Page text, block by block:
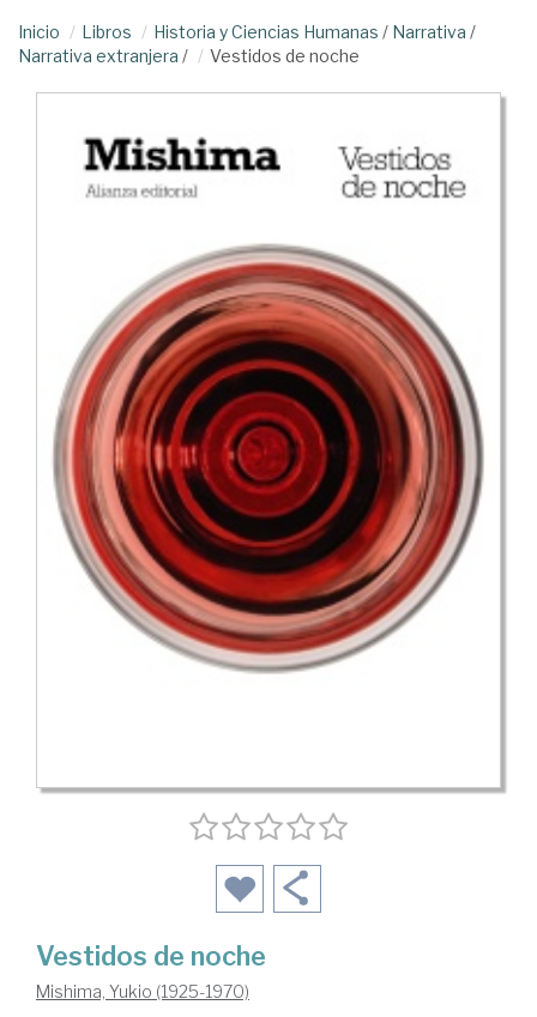
Inicio Libros Historia y Ciencias Humanas / Narrativa /
Narrativa extranjera / Vestidos de noche
Vestidos de noche
Mishima, Yukio (1925-1970)